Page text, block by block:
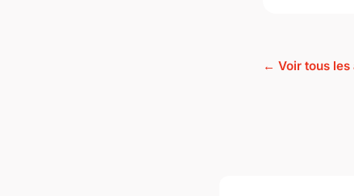
← Voir tous